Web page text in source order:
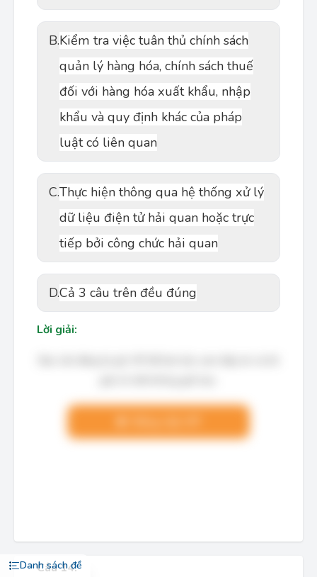
Danh sách đề
B.Kiểm tra việc tuân thủ chính sách
quản lý hàng hóa, chính sách thuế
đối với hàng hóa xuất khẩu, nhập
khẩu và quy định khác của pháp
luật có liên quan
C.Thực hiện thông qua hệ thống xử lý
dữ liệu điện tử hải quan hoặc trực
tiếp bởi công chức hải quan
D.Cả 3 câu trên đều đúng
Lời giải:
Câu 14: